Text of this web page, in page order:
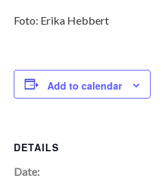
Foto: Erika Hebbert
Add to calendar
DETAILS
Date: